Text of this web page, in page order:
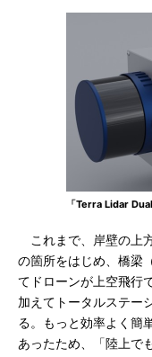
「Terra Lidar Dual
これまで、岸壁の上
の箇所をはじめ、橋梁
てドローンが上空飛行
加えてトータルステー
る。もっと効率よく簡
あったため、「陸上で